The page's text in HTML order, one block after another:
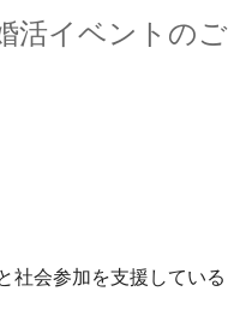
活イベントのご
社会参加を支援している